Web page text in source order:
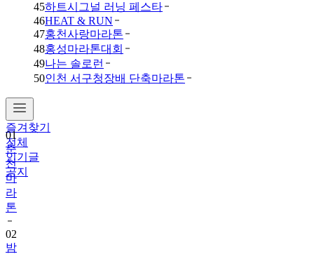
45하트시그널 러닝 페스타
46HEAT & RUN
47홍천사랑마라톤
48홍성마라톤대회
49나는 솔로런
50인천 서구청장배 단축마라톤
즐겨찾기
전체
인기글
공지
01
춘
천
마
라
톤
02
밤